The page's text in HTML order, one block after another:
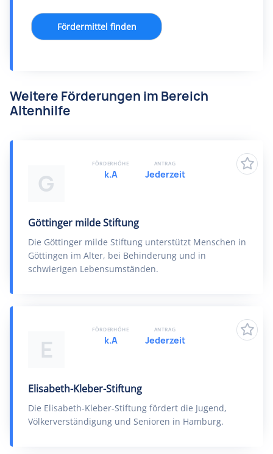
Fördermittel finden
Weitere Förderungen im Bereich
Altenhilfe
G
Göttinger milde Stiftung
Die Göttinger milde Stiftung unterstützt Menschen in
Göttingen im Alter, bei Behinderung und in
schwierigen Lebensumständen.
FÖRDERHÖHE
k.A
ANTRAG
Jederzeit
E
Elisabeth-Kleber-Stiftung
Die Elisabeth-Kleber-Stiftung fördert die Jugend,
Völkerverständigung und Senioren in Hamburg.
FÖRDERHÖHE
k.A
ANTRAG
Jederzeit